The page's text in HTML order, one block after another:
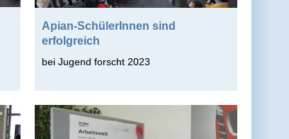
Apian-SchülerInnen sind
erfolgreich
bei Jugend forscht 2023